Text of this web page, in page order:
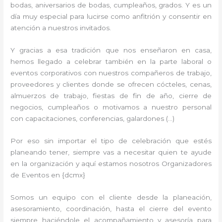
bodas, aniversarios de bodas, cumpleaños, grados. Y es un
día muy especial para lucirse como anfitrión y consentir en
atención a nuestros invitados.
Y gracias a esa tradición que nos enseñaron en casa,
hemos llegado a celebrar también en la parte laboral o
eventos corporativos con nuestros compañeros de trabajo,
proveedores y clientes donde se ofrecen cócteles, cenas,
almuerzos de trabajo, fiestas de fin de año, cierre de
negocios, cumpleaños o motivamos a nuestro personal
con capacitaciones, conferencias, galardones (…)
Por eso sin importar el tipo de celebración que estés
planeando tener, siempre vas a necesitar quien te ayude
en la organización y aquí estamos nosotros Organizadores
de Eventos en {dcmx}
Somos un equipo con el cliente desde la planeación,
asesoramiento, coordinación, hasta el cierre del evento
siempre haciéndole el acompañamiento y asesoría para